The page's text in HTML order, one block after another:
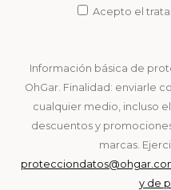
Acepto el
Información básica de
OhGar. Finalidad: enviarle
cualquier medio, incluso
descuentos y
marcas.
y de